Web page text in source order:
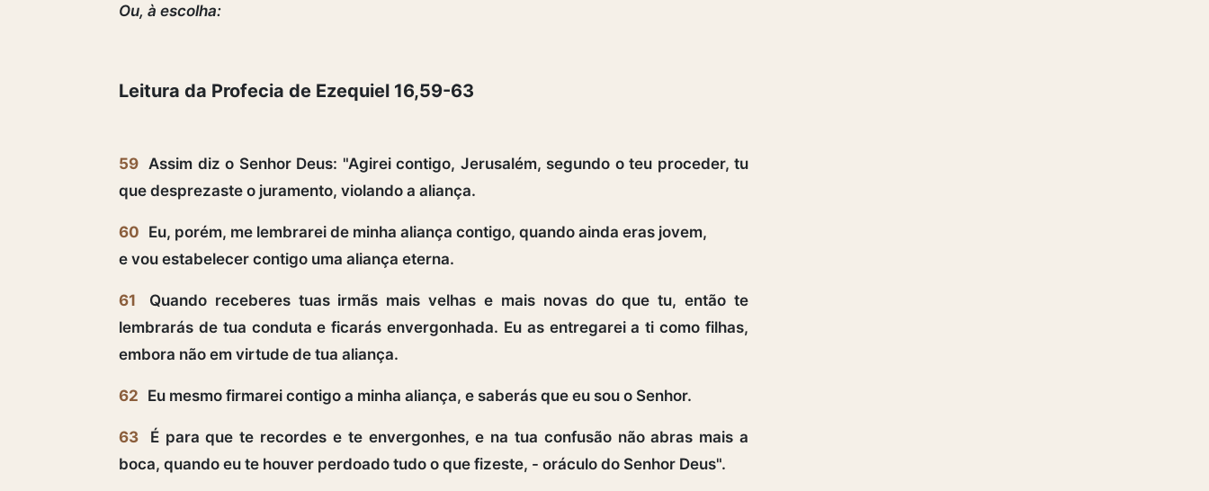
Ou, à escolha:
Leitura da Profecia de Ezequiel 16,59-63
59 Assim diz o Senhor Deus: "Agirei contigo, Jerusalém, segundo o teu proceder, tu
que desprezaste o juramento, violando a aliança.
60 Eu, porém, me lembrarei de minha aliança contigo, quando ainda eras jovem,
e vou estabelecer contigo uma aliança eterna.
61
Quando receberes tuas irmãs mais velhas e mais novas do que tu, então te
lembrarás de tua conduta e ficarás envergonhada. Eu as entregarei a ti como filhas,
embora não em virtude de tua aliança.
62 Eu mesmo firmarei contigo a minha aliança, e saberás que eu sou o Senhor.
63
É para que te recordes e te envergonhes, e na tua confusão não abras mais a
boca, quando eu te houver perdoado tudo o que fizeste, - oráculo do Senhor Deus".